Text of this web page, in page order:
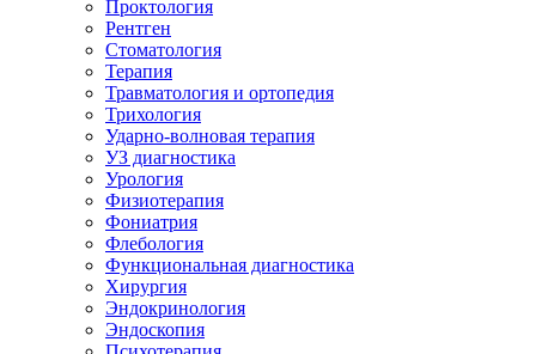
Проктология
Рентген
Стоматология
Терапия
Травматология и ортопедия
Трихология
Ударно-волновая терапия
УЗ диагностика
Урология
Физиотерапия
Фониатрия
Флебология
Функциональная диагностика
Хирургия
Эндокринология
Эндоскопия